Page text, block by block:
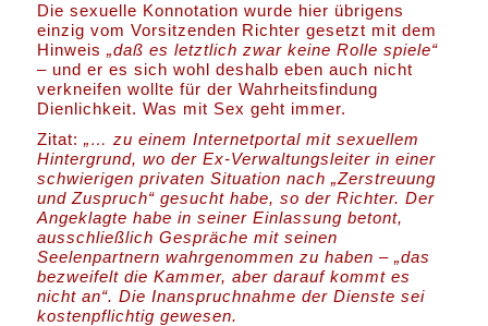
Die sexuelle Konnotation wurde hier übrigens
einzig vom Vorsitzenden Richter gesetzt mit dem
Hinweis„daß es letztlich zwar keine Rolle spiele“
– und er es sich wohl deshalb eben auch nicht
verkneifen wollte für der Wahrheitsfindung
Dienlichkeit. Was mit Sex geht immer.
Zitat:„… zu einem Internetportal mit sexuellem
Hintergrund, wo der Ex-Verwaltungsleiter in einer
schwierigen privaten Situation nach „Zerstreuung
und Zuspruch“ gesucht habe, so der Richter. Der
Angeklagte habe in seiner Einlassung betont,
ausschließlich Gespräche mit seinen
Seelenpartnern wahrgenommen zu haben – „das
bezweifelt die Kammer, aber darauf kommt es
nicht an“. Die Inanspruchnahme der Dienste sei
kostenpflichtig gewesen.